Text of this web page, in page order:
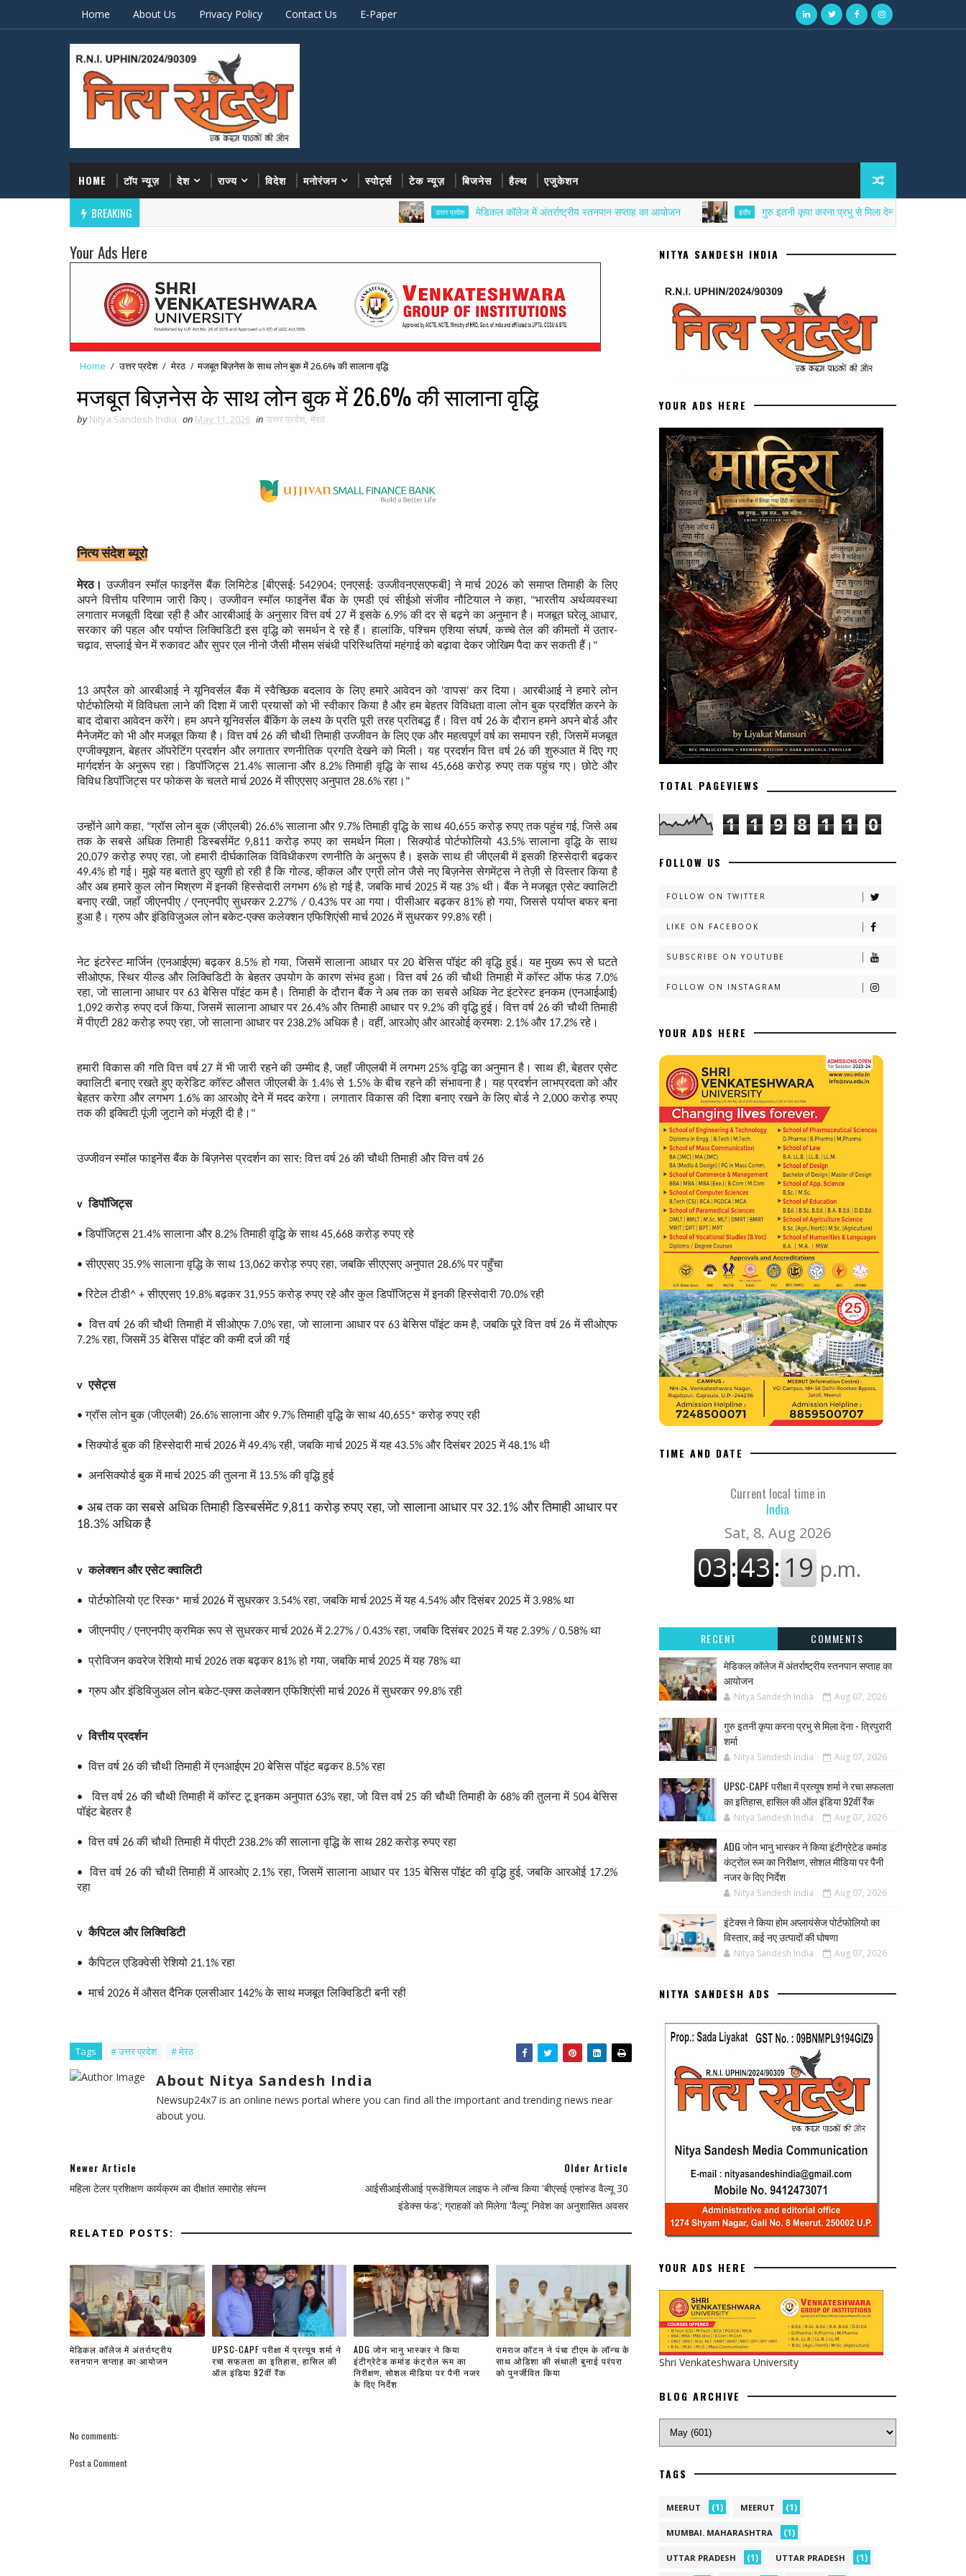
Home About Us Privacy Policy Contact Us E-Paper
HOME टॉप न्यूज़ देश राज्य विदेश मनोरंजन स्पोर्ट्स टेक न्यूज़ बिजनेस हैल्थ एजुकेशन
BREAKING उत्तर प्रदेश मेडिकल कॉलेज में अंतर्राष्ट्रीय स्तनपान सप्ताह का आयोजन इंदौर गुरु इतनी कृपा करना प्रभु से मिला देना - त्रिपुरारी शर्मा
Your Ads Here
Home / उत्तर प्रदेश / मेरठ / मजबूत बिज़नेस के साथ लोन बुक में 26.6% की सालाना वृद्धि
मजबूत बिज़नेस के साथ लोन बुक में 26.6% की सालाना वृद्धि
by Nitya Sandesh India on May 11, 2026 in उत्तर प्रदेश, मेरठ
नित्य संदेश ब्यूरो
मेरठ।
उज्जीवन स्मॉल फाइनेंस बैंक लिमिटेड [बीएसई: 542904; एनएसई: उज्जीवनएसएफबी] ने मार्च 2026 को समाप्त तिमाही के लिए
अपने वित्तीय परिणाम जारी किए। उज्जीवन स्मॉल फाइनेंस बैंक के एमडी एवं सीईओ संजीव नौटियाल ने कहा, "भारतीय अर्थव्यवस्था
लगातार मजबूती दिखा रही है और आरबीआई के अनुसार वित्त वर्ष 27 में इसके 6.9% की दर से बढ़ने का अनुमान है। मजबूत घरेलू आधार,
सरकार की पहल और पर्याप्त लिक्विडिटी इस वृद्धि को समर्थन दे रहे हैं। हालांकि, पश्चिम एशिया संघर्ष, कच्चे तेल की कीमतों में उतार-
चढ़ाव, सप्लाई चेन में रुकावट और सुपर एल नीनो जैसी मौसम संबंधी परिस्थितियां महंगाई को बढ़ावा देकर जोखिम पैदा कर सकती हैं।"
13 अप्रैल को आरबीआई ने यूनिवर्सल बैंक में स्वैच्छिक बदलाव के लिए हमारे आवेदन को 'वापस' कर दिया। आरबीआई ने हमारे लोन
पोर्टफोलियो में विविधता लाने की दिशा में जारी प्रयासों को भी स्वीकार किया है और हम बेहतर विविधता वाला लोन बुक प्रदर्शित करने के
बाद दोबारा आवेदन करेंगे। हम अपने यूनिवर्सल बैंकिंग के लक्ष्य के प्रति पूरी तरह प्रतिबद्ध हैं। वित्त वर्ष 26 के दौरान हमने अपने बोर्ड और
मैनेजमेंट को भी और मजबूत किया है। वित्त वर्ष 26 की चौथी तिमाही उज्जीवन के लिए एक और महत्वपूर्ण वर्ष का समापन रही, जिसमें मजबूत
एग्जीक्यूशन, बेहतर ऑपरेटिंग प्रदर्शन और लगातार रणनीतिक प्रगति देखने को मिली। यह प्रदर्शन वित्त वर्ष 26 की शुरुआत में दिए गए
मार्गदर्शन के अनुरूप रहा। डिपॉजिट्स 21.4% सालाना और 8.2% तिमाही वृद्धि के साथ 45,668 करोड़ रुपए तक पहुंच गए। छोटे और
विविध डिपॉजिट्स पर फोकस के चलते मार्च 2026 में सीएएसए अनुपात 28.6% रहा।"
उन्होंने आगे कहा, "ग्रॉस लोन बुक (जीएलबी) 26.6% सालाना और 9.7% तिमाही वृद्धि के साथ 40,655 करोड़ रुपए तक पहुंच गई, जिसे अब
तक के सबसे अधिक तिमाही डिस्बर्समेंट 9,811 करोड़ रुपए का समर्थन मिला। सिक्योर्ड पोर्टफोलियो 43.5% सालाना वृद्धि के साथ
20,079 करोड़ रुपए रहा, जो हमारी दीर्घकालिक विविधीकरण रणनीति के अनुरूप है। इसके साथ ही जीएलबी में इसकी हिस्सेदारी बढ़कर
49.4% हो गई। मुझे यह बताते हुए खुशी हो रही है कि गोल्ड, व्हीकल और एग्री लोन जैसे नए बिज़नेस सेगमेंट्स ने तेज़ी से विस्तार किया है
और अब हमारे कुल लोन मिश्रण में इनकी हिस्सेदारी लगभग 6% हो गई है, जबकि मार्च 2025 में यह 3% थी। बैंक ने मजबूत एसेट क्वालिटी
बनाए रखी, जहाँ जीएनपीए / एनएनपीए सुधरकर 2.27% / 0.43% पर आ गया। पीसीआर बढ़कर 81% हो गया, जिससे पर्याप्त बफर बना
हुआ है। ग्रुप और इंडिविजुअल लोन बकेट-एक्स कलेक्शन एफिशिएंसी मार्च 2026 में सुधरकर 99.8% रही।
नेट इंटरेस्ट मार्जिन (एनआईएम) बढ़कर 8.5% हो गया, जिसमें सालाना आधार पर 20 बेसिस पॉइंट की वृद्धि हुई। यह मुख्य रूप से घटते
सीओएफ, स्थिर यील्ड और लिक्विडिटी के बेहतर उपयोग के कारण संभव हुआ। वित्त वर्ष 26 की चौथी तिमाही में कॉस्ट ऑफ फंड 7.0%
रहा, जो सालाना आधार पर 63 बेसिस पॉइंट कम है। तिमाही के दौरान बैंक ने अब तक का सबसे अधिक नेट इंटरेस्ट इनकम (एनआईआई)
1,092 करोड़ रुपए दर्ज किया, जिसमें सालाना आधार पर 26.4% और तिमाही आधार पर 9.2% की वृद्धि हुई। वित्त वर्ष 26 की चौथी तिमाही
में पीएटी 282 करोड़ रुपए रहा, जो सालाना आधार पर 238.2% अधिक है। वहीं, आरओए और आरओई क्रमशः 2.1% और 17.2% रहे।
हमारी विकास की गति वित्त वर्ष 27 में भी जारी रहने की उम्मीद है, जहाँ जीएलबी में लगभग 25% वृद्धि का अनुमान है। साथ ही, बेहतर एसेट
क्वालिटी बनाए रखते हुए क्रेडिट कॉस्ट औसत जीएलबी के 1.4% से 1.5% के बीच रहने की संभावना है। यह प्रदर्शन लाभप्रदता को और
बेहतर करेगा और लगभग 1.6% का आरओए देने में मदद करेगा। लगातार विकास की दिशा बनाए रखने के लिए बोर्ड ने 2,000 करोड़ रुपए
तक की इक्विटी पूंजी जुटाने को मंजूरी दी है।"
उज्जीवन स्मॉल फाइनेंस बैंक के बिज़नेस प्रदर्शन का सार: वित्त वर्ष 26 की चौथी तिमाही और वित्त वर्ष 26
v डिपॉजिट्स
• डिपॉजिट्स 21.4% सालाना और 8.2% तिमाही वृद्धि के साथ 45,668 करोड़ रुपए रहे
• सीएएसए 35.9% सालाना वृद्धि के साथ 13,062 करोड़ रुपए रहा, जबकि सीएएसए अनुपात 28.6% पर पहुँचा
• ‌रिटेल टीडी^ + सीएएसए 19.8% बढ़कर 31,955 करोड़ रुपए रहे और कुल डिपॉजिट्स में इनकी हिस्सेदारी 70.0% रही
• वित्त वर्ष 26 की चौथी तिमाही में सीओएफ 7.0% रहा, जो सालाना आधार पर 63 बेसिस पॉइंट कम है, जबकि पूरे वित्त वर्ष 26 में सीओएफ
7.2% रहा, जिसमें 35 बेसिस पॉइंट की कमी दर्ज की गई
v एसेट्स
• ग्रॉस लोन बुक (जीएलबी) 26.6% सालाना और 9.7% तिमाही वृद्धि के साथ 40,655* करोड़ रुपए रही
• सिक्योर्ड बुक की हिस्सेदारी मार्च 2026 में 49.4% रही, जबकि मार्च 2025 में यह 43.5% और दिसंबर 2025 में 48.1% थी
• अनसिक्योर्ड बुक में मार्च 2025 की तुलना में 13.5% की वृद्धि हुई
• अब तक का सबसे अधिक तिमाही डिस्बर्समेंट 9,811 करोड़ रुपए रहा, जो सालाना आधार पर 32.1% और तिमाही आधार पर
18.3% अधिक है
v कलेक्शन और एसेट क्वालिटी
• पोर्टफोलियो एट रिस्क* मार्च 2026 में सुधरकर 3.54% रहा, जबकि मार्च 2025 में यह 4.54% और दिसंबर 2025 में 3.98% था
• जीएनपीए / एनएनपीए क्रमिक रूप से सुधरकर मार्च 2026 में 2.27% / 0.43% रहा, जबकि दिसंबर 2025 में यह 2.39% / 0.58% था
• प्रोविजन कवरेज रेशियो मार्च 2026 तक बढ़कर 81% हो गया, जबकि मार्च 2025 में यह 78% था
• ग्रुप और इंडिविजुअल लोन बकेट-एक्स कलेक्शन एफिशिएंसी मार्च 2026 में सुधरकर 99.8% रही
v वित्तीय प्रदर्शन
• वित्त वर्ष 26 की चौथी तिमाही में एनआईएम 20 बेसिस पॉइंट बढ़कर 8.5% रहा
• वित्त वर्ष 26 की चौथी तिमाही में कॉस्ट टू इनकम अनुपात 63% रहा, जो वित्त वर्ष 25 की चौथी तिमाही के 68% की तुलना में 504 बेसिस
पॉइंट बेहतर है
• वित्त वर्ष 26 की चौथी तिमाही में पीएटी 238.2% की सालाना वृद्धि के साथ 282 करोड़ रुपए रहा
• वित्त वर्ष 26 की चौथी तिमाही में आरओए 2.1% रहा, जिसमें सालाना आधार पर 135 बेसिस पॉइंट की वृद्धि हुई, जबकि आरओई 17.2%
रहा
v कैपिटल और लिक्विडिटी
• कैपिटल एडिक्वेसी रेशियो 21.1% रहा
• मार्च 2026 में औसत दैनिक एलसीआर 142% के साथ मजबूत लिक्विडिटी बनी रही
Tags # उत्तर प्रदेश # मेरठ
About Nitya Sandesh India
Newsup24x7 is an online news portal where you can find all the important and trending news near
about you.
Newer Article
महिला टेलर प्रशिक्षण कार्यक्रम का दीक्षांत समारोह संपन्न
Older Article
आईसीआईसीआई प्रूडेंशियल लाइफ ने लॉन्च किया 'बीएसई एन्हांस्ड वैल्यू 30
इंडेक्स फंड'; ग्राहकों को मिलेगा 'वैल्यू' निवेश का अनुशासित अवसर
RELATED POSTS:
मेडिकल कॉलेज में अंतर्राष्ट्रीय
स्तनपान सप्ताह का आयोजन
UPSC-CAPF परीक्षा में प्रत्यूष शर्मा ने
रचा सफलता का इतिहास, हासिल की
ऑल इंडिया 92वीं रैंक
ADG जोन भानु भास्कर ने किया
इंटीग्रेटेड कमांड कंट्रोल रूम का
निरीक्षण, सोशल मीडिया पर पैनी नजर
के दिए निर्देश
रामराज कॉटन ने पंचा टीएम के लॉन्च के
साथ ओडिशा की संथाली बुनाई परंपरा
को पुनर्जीवित किया
No comments:
Post a Comment
NITYA SANDESH INDIA
YOUR ADS HERE
TOTAL PAGEVIEWS
1 1 9 8 1 1 0
FOLLOW US
FOLLOW ON TWITTER
LIKE ON FACEBOOK
SUBSCRIBE ON YOUTUBE
FOLLOW ON INSTAGRAM
YOUR ADS HERE
TIME AND DATE
Current local time in
India
RECENT
COMMENTS
मेडिकल कॉलेज में अंतर्राष्ट्रीय स्तनपान सप्ताह का
आयोजन
Nitya Sandesh India Aug 07, 2026
गुरु इतनी कृपा करना प्रभु से मिला देना - त्रिपुरारी
शर्मा
Nitya Sandesh India Aug 07, 2026
UPSC-CAPF परीक्षा में प्रत्यूष शर्मा ने रचा सफलता
का इतिहास, हासिल की ऑल इंडिया 92वीं रैंक
Nitya Sandesh India Aug 07, 2026
ADG जोन भानु भास्कर ने किया इंटीग्रेटेड कमांड
कंट्रोल रूम का निरीक्षण, सोशल मीडिया पर पैनी
नजर के दिए निर्देश
Nitya Sandesh India Aug 07, 2026
इंटेक्स ने किया होम अप्लायंसेज पोर्टफोलियो का
विस्तार, कई नए उत्पादों की घोषणा
Nitya Sandesh India Aug 07, 2026
NITYA SANDESH ADS
YOUR ADS HERE
Shri Venkateshwara University
BLOG ARCHIVE
TAGS
MEERUT (1) MEERUT (1)
MUMBAI. MAHARASHTRA (1)
UTTAR PRADESH (1) UTTAR PRADESH (1)